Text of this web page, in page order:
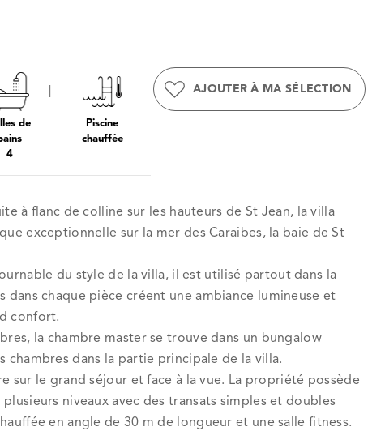
de
4
Piscine
chauffée
AJOUTER À MA SÉLECTION
à flanc de colline sur les hauteurs de St Jean, la villa
exceptionnelle sur la mer des Caraibes, la baie de St
du style de la villa, il est utilisé partout dans la
dans chaque pièce créent une ambiance lumineuse et
confort.
la chambre master se trouve dans un bungalow
chambres dans la partie principale de la villa.
sur le grand séjour et face à la vue. La propriété possède
niveaux avec des transats simples et doubles
en angle de 30 m de longueur et une salle fitness.